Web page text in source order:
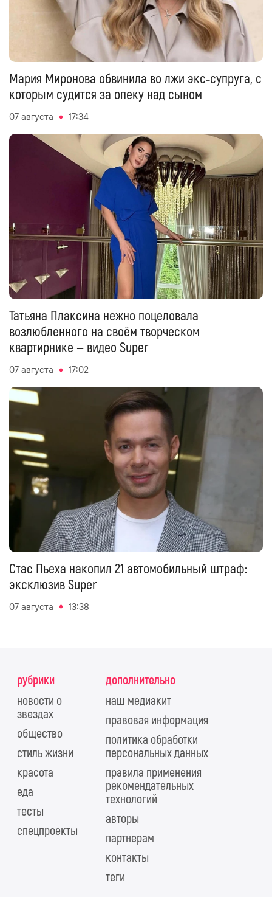
Мария Миронова обвинила во лжи экс‑супруга, с
которым судится за опеку над сыном
07 августа 17:34
Татьяна Плаксина нежно поцеловала
возлюбленного на своём творческом
квартирнике — видео Super
07 августа 17:02
Стас Пьеха накопил 21 автомобильный штраф:
эксклюзив Super
07 августа 13:38
рубрики
новости о
звездах
общество
стиль жизни
красота
еда
тесты
спецпроекты
дополнительно
наш медиакит
правовая информация
политика обработки
персональных данных
правила применения
рекомендательных
технологий
авторы
партнерам
контакты
теги